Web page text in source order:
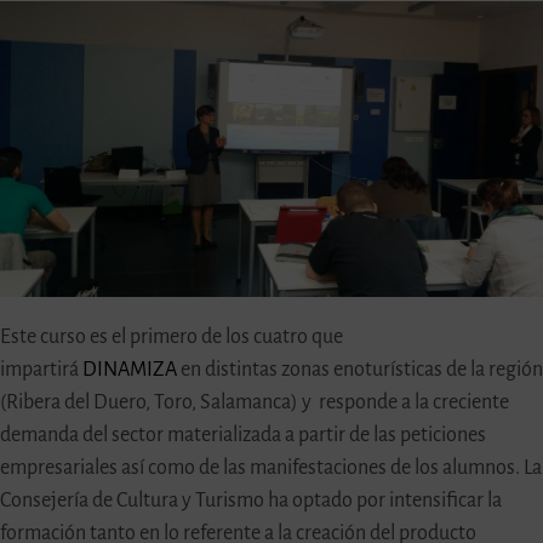
Este curso es el primero de los cuatro que
impartirá DINAMIZA en distintas zonas enoturísticas de la región
(Ribera del Duero, Toro, Salamanca) y responde a la creciente
demanda del sector materializada a partir de las peticiones
empresariales así como de las manifestaciones de los alumnos. La
Consejería de Cultura y Turismo ha optado por intensificar la
formación tanto en lo referente a la creación del producto